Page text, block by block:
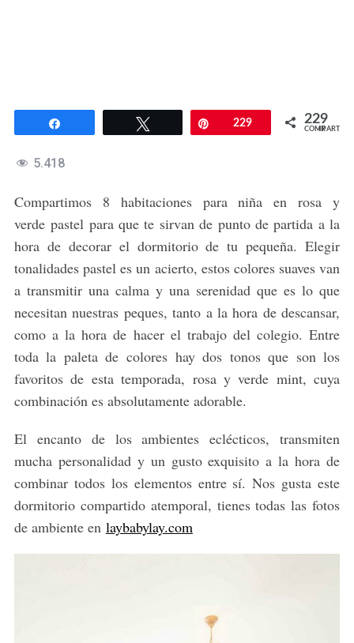
Twittear Pin229 229
COMPARTIR
5.418
Compartimos 8 habitaciones para niña en rosa y
verde pastel para que te sirvan de punto de partida a la
hora de decorar el dormitorio de tu pequeña. Elegir
tonalidades pastel es un acierto, estos colores suaves van
a transmitir una calma y una serenidad que es lo que
necesitan nuestras peques, tanto a la hora de descansar,
como a la hora de hacer el trabajo del colegio. Entre
toda la paleta de colores hay dos tonos que son los
favoritos de esta temporada, rosa y verde mint, cuya
combinación es absolutamente adorable.
El encanto de los ambientes eclécticos, transmiten
mucha personalidad y un gusto exquisito a la hora de
combinar todos los elementos entre sí. Nos gusta este
dormitorio compartido atemporal, tienes todas las fotos
de ambiente en laybabylay.com